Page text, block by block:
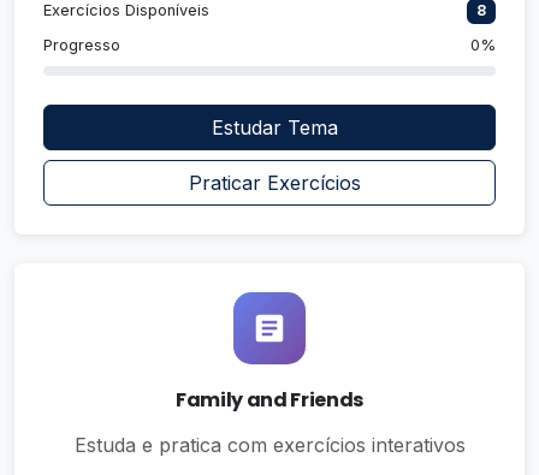
Exercícios Disponíveis
8
Progresso
0%
Estudar Tema
Praticar Exercícios
Family and Friends
Estuda e pratica com exercícios interativos